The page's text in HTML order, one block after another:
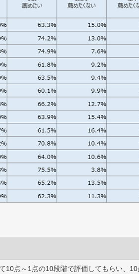
10点～1点の10段階で評価してもらい、